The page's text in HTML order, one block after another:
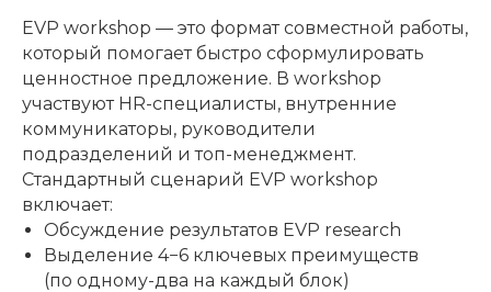
EVP workshop — это формат совместной работы,
который помогает быстро сформулировать
ценностное предложение. В workshop
участвуют HR-специалисты, внутренние
коммуникаторы, руководители
подразделений и топ-менеджмент.
Стандартный сценарий EVP workshop
включает:
Обсуждение результатов EVP research
Выделение 4−6 ключевых преимуществ
(по одному-два на каждый блок)